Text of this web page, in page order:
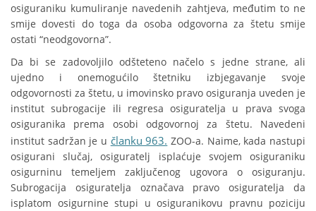
osiguraniku kumuliranje navedenih zahtjeva, međutim to ne
smije dovesti do toga da osoba odgovorna za štetu smije
ostati “neodgovorna”.
Da bi se zadovoljilo odšteteno načelo s jedne strane, ali
ujedno i onemogućilo štetniku izbjegavanje svoje
odgovornosti za štetu, u imovinsko pravo osiguranja uveden je
institut subrogacije ili regresa osiguratelja u prava svoga
osiguranika prema osobi odgovornoj za štetu. Navedeni
institut sadržan je u članku 963. ZOO-a. Naime, kada nastupi
osigurani slučaj, osiguratelj isplaćuje svojem osiguraniku
osigurninu temeljem zaključenog ugovora o osiguranju.
Subrogacija osiguratelja označava pravo osiguratelja da
isplatom osigurnine stupi u osiguranikovu pravnu poziciju